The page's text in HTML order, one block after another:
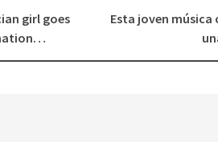
girl goes
Esta joven